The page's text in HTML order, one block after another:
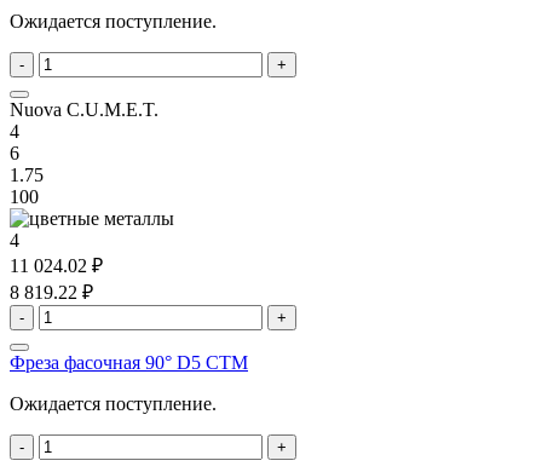
Ожидается поступление.
- +
Nuova C.U.M.E.T.
4
6
1.75
100
4
11 024.02 ₽
8 819.22 ₽
- +
Фреза фасочная 90° D5 CTM
Ожидается поступление.
- +